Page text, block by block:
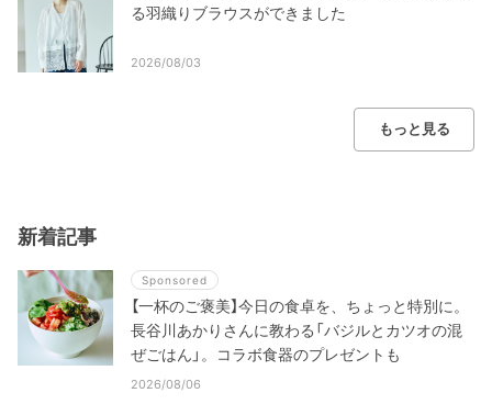
る羽織りブラウスができました
2026/08/03
もっと見る
新着記事
Sponsored
【一杯のご褒美】今日の食卓を、ちょっと特別に。
長谷川あかりさんに教わる「バジルとカツオの混
ぜごはん」。コラボ食器のプレゼントも
2026/08/06